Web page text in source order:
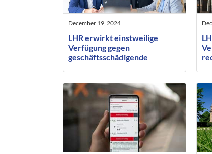
December 19, 2024
LHR erwirkt einstweilige
Verfügung gegen
geschäftsschädigende